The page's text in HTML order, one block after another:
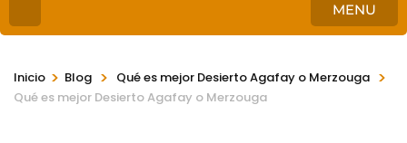
MENU
Inicio > Blog > Qué es mejor Desierto Agafay o Merzouga >
Qué es mejor Desierto Agafay o Merzouga